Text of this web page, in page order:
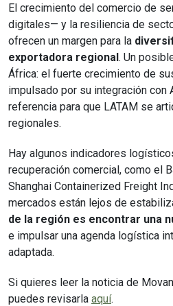
El crecimiento del comercio de
digitales— y la resiliencia de
ofrecen un margen para la
exportadora regional. Un
África: el fuerte crecimiento de
impulsado por su integración con
referencia para que LATAM se
regionales.
Hay algunos indicadores
recuperación comercial, como el
Shanghai Containerized Freight
mercados están lejos de
de la región es encontrar una
e impulsar una agenda logística
adaptada.
Si quieres leer la noticia de
puedes revisarla aquí.